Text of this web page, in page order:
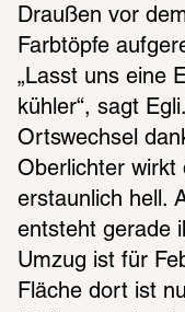
Draußen vor
Farbtöpfe
„Lasst uns eine
kühler“, sagt
Ortswechsel
Oberlichter wirkt
erstaunlich hell.
entsteht gerade
Umzug ist für
Fläche dort ist